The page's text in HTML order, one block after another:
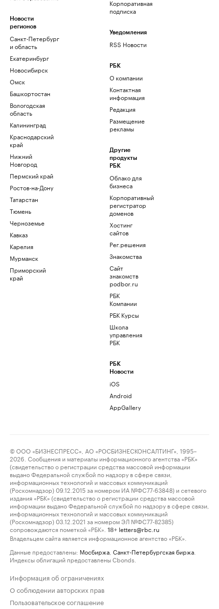
Новости
регионов
Санкт-Петербург
и область
Екатеринбург
Новосибирск
Омск
Башкортостан
Вологодская
область
Калининград
Краснодарский
край
Нижний
Новгород
Пермский край
Ростов-на-Дону
Татарстан
Тюмень
Черноземье
Кавказ
Карелия
Мурманск
Приморский
край
Корпоративная
подписка
Уведомления
RSS Новости
РБК
О компании
Контактная
информация
Редакция
Размещение
рекламы
Другие
продукты
РБК
Облако для
бизнеса
Корпоративный
регистратор
доменов
Хостинг
сайтов
Рег.решения
Знакомства
Сайт
знакомств
podbor.ru
РБК
Компании
РБК Курсы
Школа
управления
РБК
РБК
Новости
iOS
Android
AppGallery
© ООО «БИЗНЕСПРЕСС», АО «РОСБИЗНЕСКОНСАЛТИНГ», 1995–
2026. Сообщения и материалы информационного агентства «РБК»
(свидетельство о регистрации средства массовой информации
выдано Федеральной службой по надзору в сфере связи,
информационных технологий и массовых коммуникаций
(Роскомнадзор) 09.12.2015 за номером ИА №ФС77-63848) и сетевого
издания «РБК» (свидетельство о регистрации средства массовой
информации выдано Федеральной службой по надзору в сфере связи,
информационных технологий и массовых коммуникаций
(Роскомнадзор) 03.12.2021 за номером ЭЛ №ФС77-82385)
сопровождаются пометкой «РБК».
18+ letters@rbc.ru
Владельцем сайта является информационное агентство «РБК».
Данные предоставлены: Мосбиржа Санкт-Петербургская биржа
Индексы облигаций предоставлены Cbonds.
Информация об ограничениях
О соблюдении авторских прав
Пользовательское соглашение